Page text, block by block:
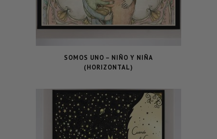
SOMOS UNO – NIÑO Y NIÑA
(HORIZONTAL)